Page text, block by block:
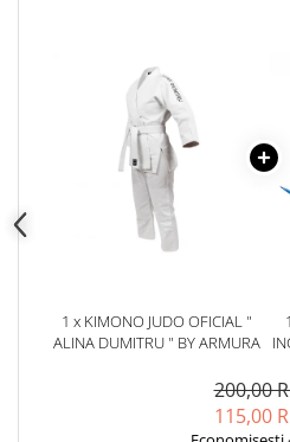
1 x KIMONO JUDO OFICIAL "
ALINA DUMITRU " BY ARMURA
200,00
115,00